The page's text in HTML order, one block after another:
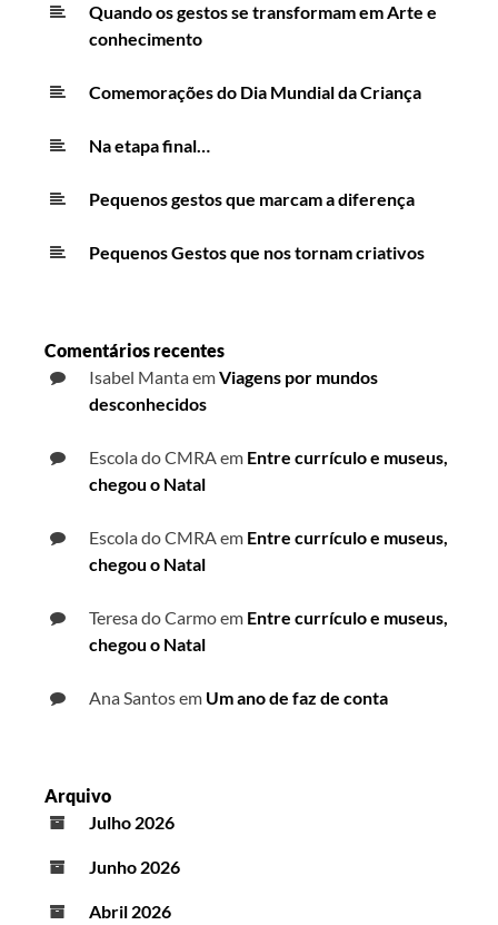
Quando os gestos se transformam em Arte e
conhecimento
Comemorações do Dia Mundial da Criança
Na etapa final…
Pequenos gestos que marcam a diferença
Pequenos Gestos que nos tornam criativos
Comentários recentes
Isabel MantaemViagens por mundos
desconhecidos
Escola do CMRAem Entre currículo e museus,
chegou o Natal
Escola do CMRAem Entre currículo e museus,
chegou o Natal
Teresa do Carmoem Entre currículo e museus,
chegou o Natal
Ana Santosem Um ano de faz de conta
Arquivo
Julho 2026
Junho 2026
Abril 2026